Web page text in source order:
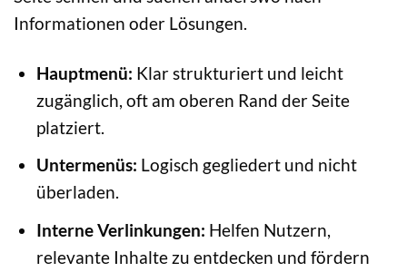
Informationen oder Lösungen.
Hauptmenü: Klar strukturiert und leicht
zugänglich, oft am oberen Rand der Seite
platziert.
Untermenüs: Logisch gegliedert und nicht
überladen.
Interne Verlinkungen: Helfen Nutzern,
relevante Inhalte zu entdecken und fördern